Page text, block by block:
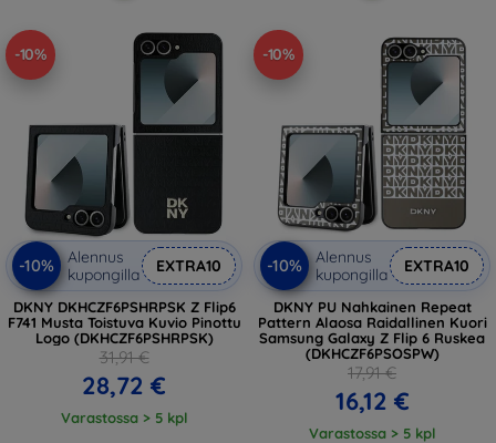
-10%
-10%
Alennus
kupongilla
EXTRA10
DKNY DKHCZF6PSHRPSK Z Flip6
F741 Musta Toistuva Kuvio Pinottu
Logo (DKHCZF6PSHRPSK)
31,91 €
28,72 €
Varastossa > 5 kpl
-10%
-10%
Alennus
kupongilla
EXTRA10
DKNY PU Nahkainen Repeat
Pattern Alaosa Raidallinen Kuori
Samsung Galaxy Z Flip 6 Ruskea
(DKHCZF6PSOSPW)
17,91 €
16,12 €
Varastossa > 5 kpl